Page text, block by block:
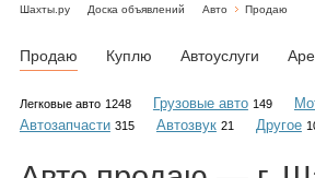
Объявления
Шахты.ру Доска объявлений Авто Продаю
Продаю Куплю Автоуслуги
Легковые авто 1248 Грузовые авто 149
Автозапчасти 315 Автозвук 21 Другое